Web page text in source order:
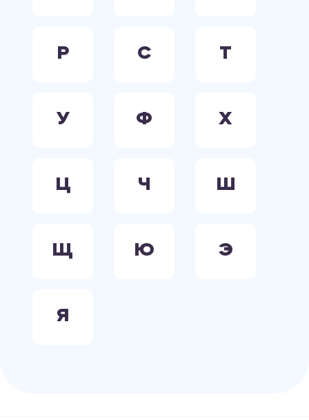
Р С Т
У Ф Х
Ц Ч Ш
Щ Ю Э
Я